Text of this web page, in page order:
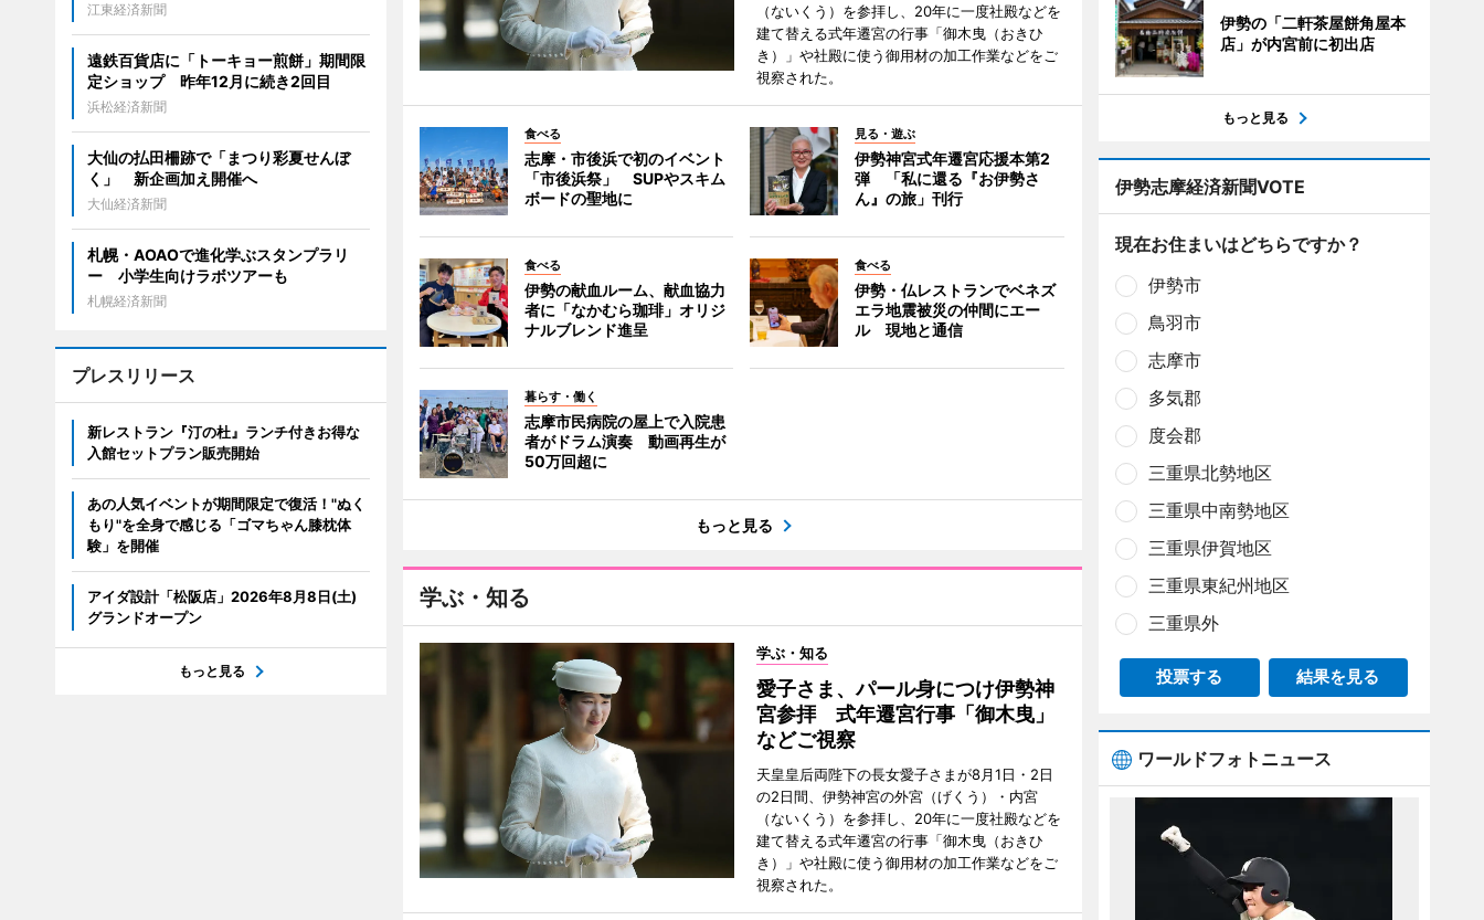
（ないくう）を参拝し、20年に一度社殿などを
建て替える式年遷宮の行事「御木曳（おきひ
き）」や社殿に使う御用材の加工作業などをご
視察された。
食べる
志摩・市後浜で初のイベント
「市後浜祭」 SUPやスキム
ボードの聖地に
見る・遊ぶ
伊勢神宮式年遷宮応援本第2
弾 「私に還る『お伊勢さ
ん』の旅」刊行
食べる
伊勢の献血ルーム、献血協力
者に「なかむら珈琲」オリジ
ナルブレンド進呈
食べる
伊勢・仏レストランでベネズ
エラ地震被災の仲間にエー
ル 現地と通信
暮らす・働く
志摩市民病院の屋上で入院患
者がドラム演奏 動画再生が
50万回超に
もっと見る
学ぶ・知る
学ぶ・知る
愛子さま、パール身につけ伊勢神
宮参拝 式年遷宮行事「御木曳」
などご視察
天皇皇后両陛下の長女愛子さまが8月1日・2日
の2日間、伊勢神宮の外宮（げくう）・内宮
（ないくう）を参拝し、20年に一度社殿などを
建て替える式年遷宮の行事「御木曳（おきひ
き）」や社殿に使う御用材の加工作業などをご
視察された。
江東経済新聞
遠鉄百貨店に「トーキョー煎餅」期間限
定ショップ 昨年12月に続き2回目
浜松経済新聞
大仙の払田柵跡で「まつり彩夏せんぼ
く」 新企画加え開催へ
大仙経済新聞
札幌・AOAOで進化学ぶスタンプラリ
ー 小学生向けラボツアーも
札幌経済新聞
プレスリリース
新レストラン『汀の杜』ランチ付きお得な
入館セットプラン販売開始
あの人気イベントが期間限定で復活！"ぬく
もり"を全身で感じる「ゴマちゃん膝枕体
験」を開催
アイダ設計「松阪店」2026年8月8日(土)
グランドオープン
もっと見る
伊勢の「二軒茶屋餅角屋本
店」が内宮前に初出店
もっと見る
伊勢志摩経済新聞VOTE
現在お住まいはどちらですか？
伊勢市
鳥羽市
志摩市
多気郡
度会郡
三重県北勢地区
三重県中南勢地区
三重県伊賀地区
三重県東紀州地区
三重県外
投票する 結果を見る
ワールドフォトニュース